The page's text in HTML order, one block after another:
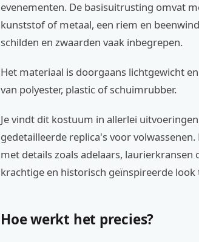
evenementen. De basisuitrusting omvat
kunststof of metaal, een riem en
schilden en zwaarden vaak inbegrepen.
Het materiaal is doorgaans lichtgewicht
van polyester, plastic of schuimrubber.
Je vindt dit kostuum in allerlei
gedetailleerde replica's voor
met details zoals adelaars, laurierkransen
krachtige en historisch geïnspireerde look
Hoe werkt het precies?